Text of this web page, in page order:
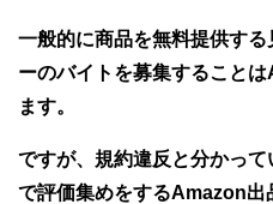
一般的に商品を無料提供す
ーのバイトを募集すること
ます。
ですが、規約違反と分かっ
で評価集めをするAmazon出